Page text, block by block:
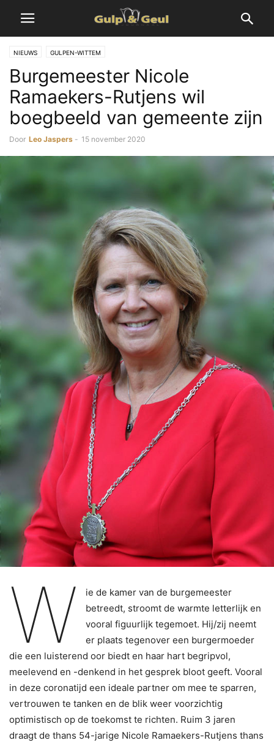
NIEUWS GULPEN-WITTEM
Burgemeester Nicole
Ramaekers-Rutjens wil
boegbeeld van gemeente zijn
Door Leo Jaspers - 15 november 2020
W
ie de kamer van de burgemeester
betreedt, stroomt de warmte letterlijk en
vooral figuurlijk tegemoet. Hij/zij neemt
er plaats tegenover een burgermoeder
die een luisterend oor biedt en haar hart begripvol,
meelevend en -denkend in het gesprek bloot geeft. Vooral
in deze coronatijd een ideale partner om mee te sparren,
vertrouwen te tanken en de blik weer voorzichtig
optimistisch op de toekomst te richten. Ruim 3 jaren
draagt de thans 54-jarige Nicole Ramaekers-Rutjens thans